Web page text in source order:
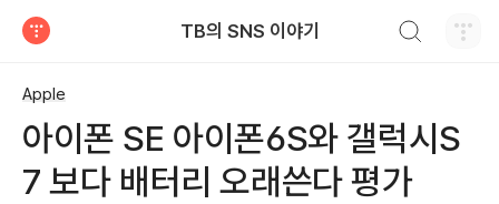
TB의 SNS 이야기
Apple
아이폰 SE 아이폰6S와 갤럭시S
7 보다 배터리 오래쓴다 평가